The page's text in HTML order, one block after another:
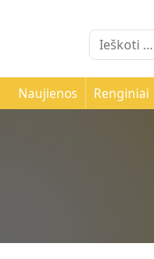
Ieškoti:
Naujienos Renginiai